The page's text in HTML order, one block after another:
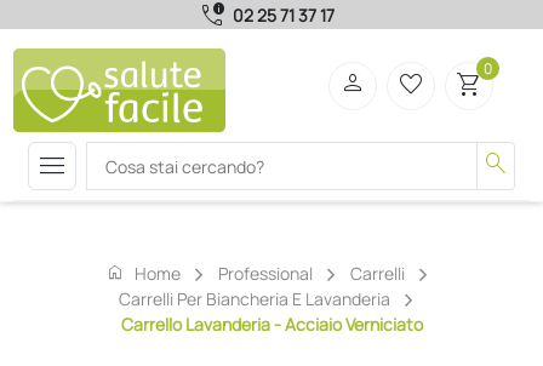
call_quality 02 25 71 37 17
menu search
person favorite_border shopping_cart0
home Home Professional
Carrelli
Carrelli Per Biancheria E Lavanderia
Carrello Lavanderia - Acciaio Verniciato